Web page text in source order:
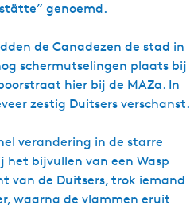
genoemd.
de Canadezen de stad in
schermutselingen plaats bij
hier bij de MAZa. In
zestig Duitsers verschanst.
verandering in de starre
het bijvullen van een Wasp
van de Duitsers, trok iemand
waarna de vlammen eruit